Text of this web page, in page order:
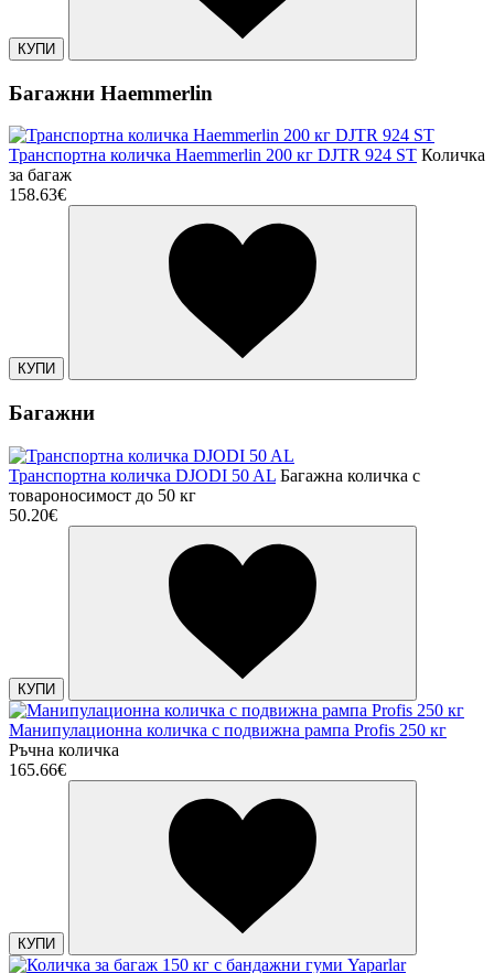
КУПИ
Багажни Haemmerlin
Транспортна количка Haemmerlin 200 кг DJTR 924 ST Количка
за багаж
158.63€
КУПИ
Багажни
Транспортна количка DJODI 50 AL Багажна количка с
товароносимост до 50 кг
50.20€
КУПИ
Манипулационна количка с подвижна рампа Profis 250 кг
Ръчна количка
165.66€
КУПИ